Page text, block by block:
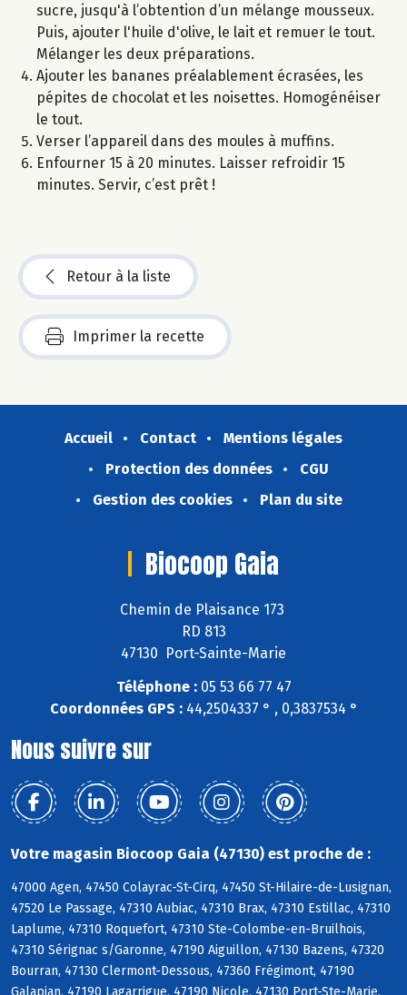
sucre, jusqu'à l’obtention d’un mélange mousseux.
Puis, ajouter l'huile d'olive, le lait et remuer le tout.
Mélanger les deux préparations.
Ajouter les bananes préalablement écrasées, les
pépites de chocolat et les noisettes. Homogénéiser
le tout.
Verser l’appareil dans des moules à muffins.
Enfourner 15 à 20 minutes. Laisser refroidir 15
minutes. Servir, c’est prêt !
Retour à la liste
Imprimer la recette
Accueil Contact
Mentions légales
Protection des données
CGU
Gestion des cookies
Plan du site
Biocoop Gaia
Chemin de Plaisance 173
RD 813
47130 Port-Sainte-Marie
Téléphone :05 53 66 77 47
Coordonnées GPS :44,2504337 ° , 0,3837534 °
Nous suivre sur
Votre magasin Biocoop Gaia (47130) est proche de :
47000 Agen, 47450 Colayrac-St-Cirq, 47450 St-Hilaire-de-Lusignan,
47520 Le Passage, 47310 Aubiac, 47310 Brax, 47310 Estillac, 47310
Laplume, 47310 Roquefort, 47310 Ste-Colombe-en-Bruilhois,
47310 Sérignac s/Garonne, 47190 Aiguillon, 47130 Bazens, 47320
Bourran, 47130 Clermont-Dessous, 47360 Frégimont, 47190
Galapian, 47190 Lagarrigue, 47190 Nicole, 47130 Port-Ste-Marie,